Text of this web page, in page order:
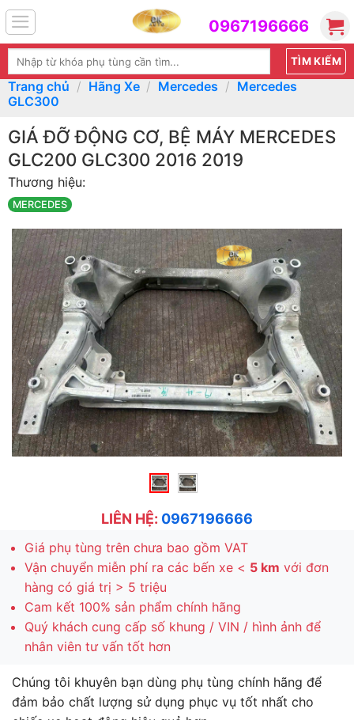
Skip
to
content
0967196666
Trang chủ / Hãng Xe / Mercedes / Mercedes
GLC300
GIÁ ĐỠ ĐỘNG CƠ, BỆ MÁY MERCEDES
GLC200 GLC300 2016 2019
Thương hiệu:
MERCEDES
LIÊN HỆ: 0967196666
Giá phụ tùng trên chưa bao gồm VAT
Vận chuyển miễn phí ra các bến xe < 5 km với đơn
hàng có giá trị > 5 triệu
Cam kết 100% sản phẩm chính hãng
Quý khách cung cấp số khung / VIN / hình ảnh để
nhân viên tư vấn tốt hơn
Chúng tôi khuyên bạn dùng phụ tùng chính hãng để
đảm bảo chất lượng sử dụng phục vụ tốt nhất cho